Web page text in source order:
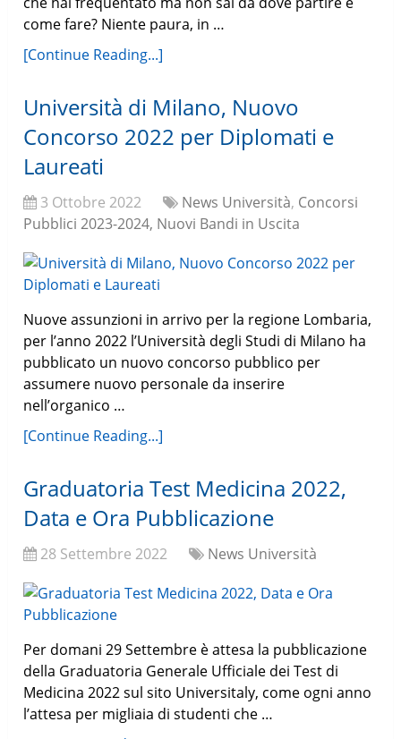
come fare? Niente paura, in …
[Continue Reading...]
Università di Milano, Nuovo
Concorso 2022 per Diplomati e
Laureati
3 Ottobre 2022 News Università, Concorsi
Pubblici 2023-2024, Nuovi Bandi in Uscita
Nuove assunzioni in arrivo per la regione Lombaria,
per l’anno 2022 l’Università degli Studi di Milano ha
pubblicato un nuovo concorso pubblico per
assumere nuovo personale da inserire
nell’organico …
[Continue Reading...]
Graduatoria Test Medicina 2022,
Data e Ora Pubblicazione
28 Settembre 2022 News Università
Per domani 29 Settembre è attesa la pubblicazione
della Graduatoria Generale Ufficiale dei Test di
Medicina 2022 sul sito Universitaly, come ogni anno
l’attesa per migliaia di studenti che …